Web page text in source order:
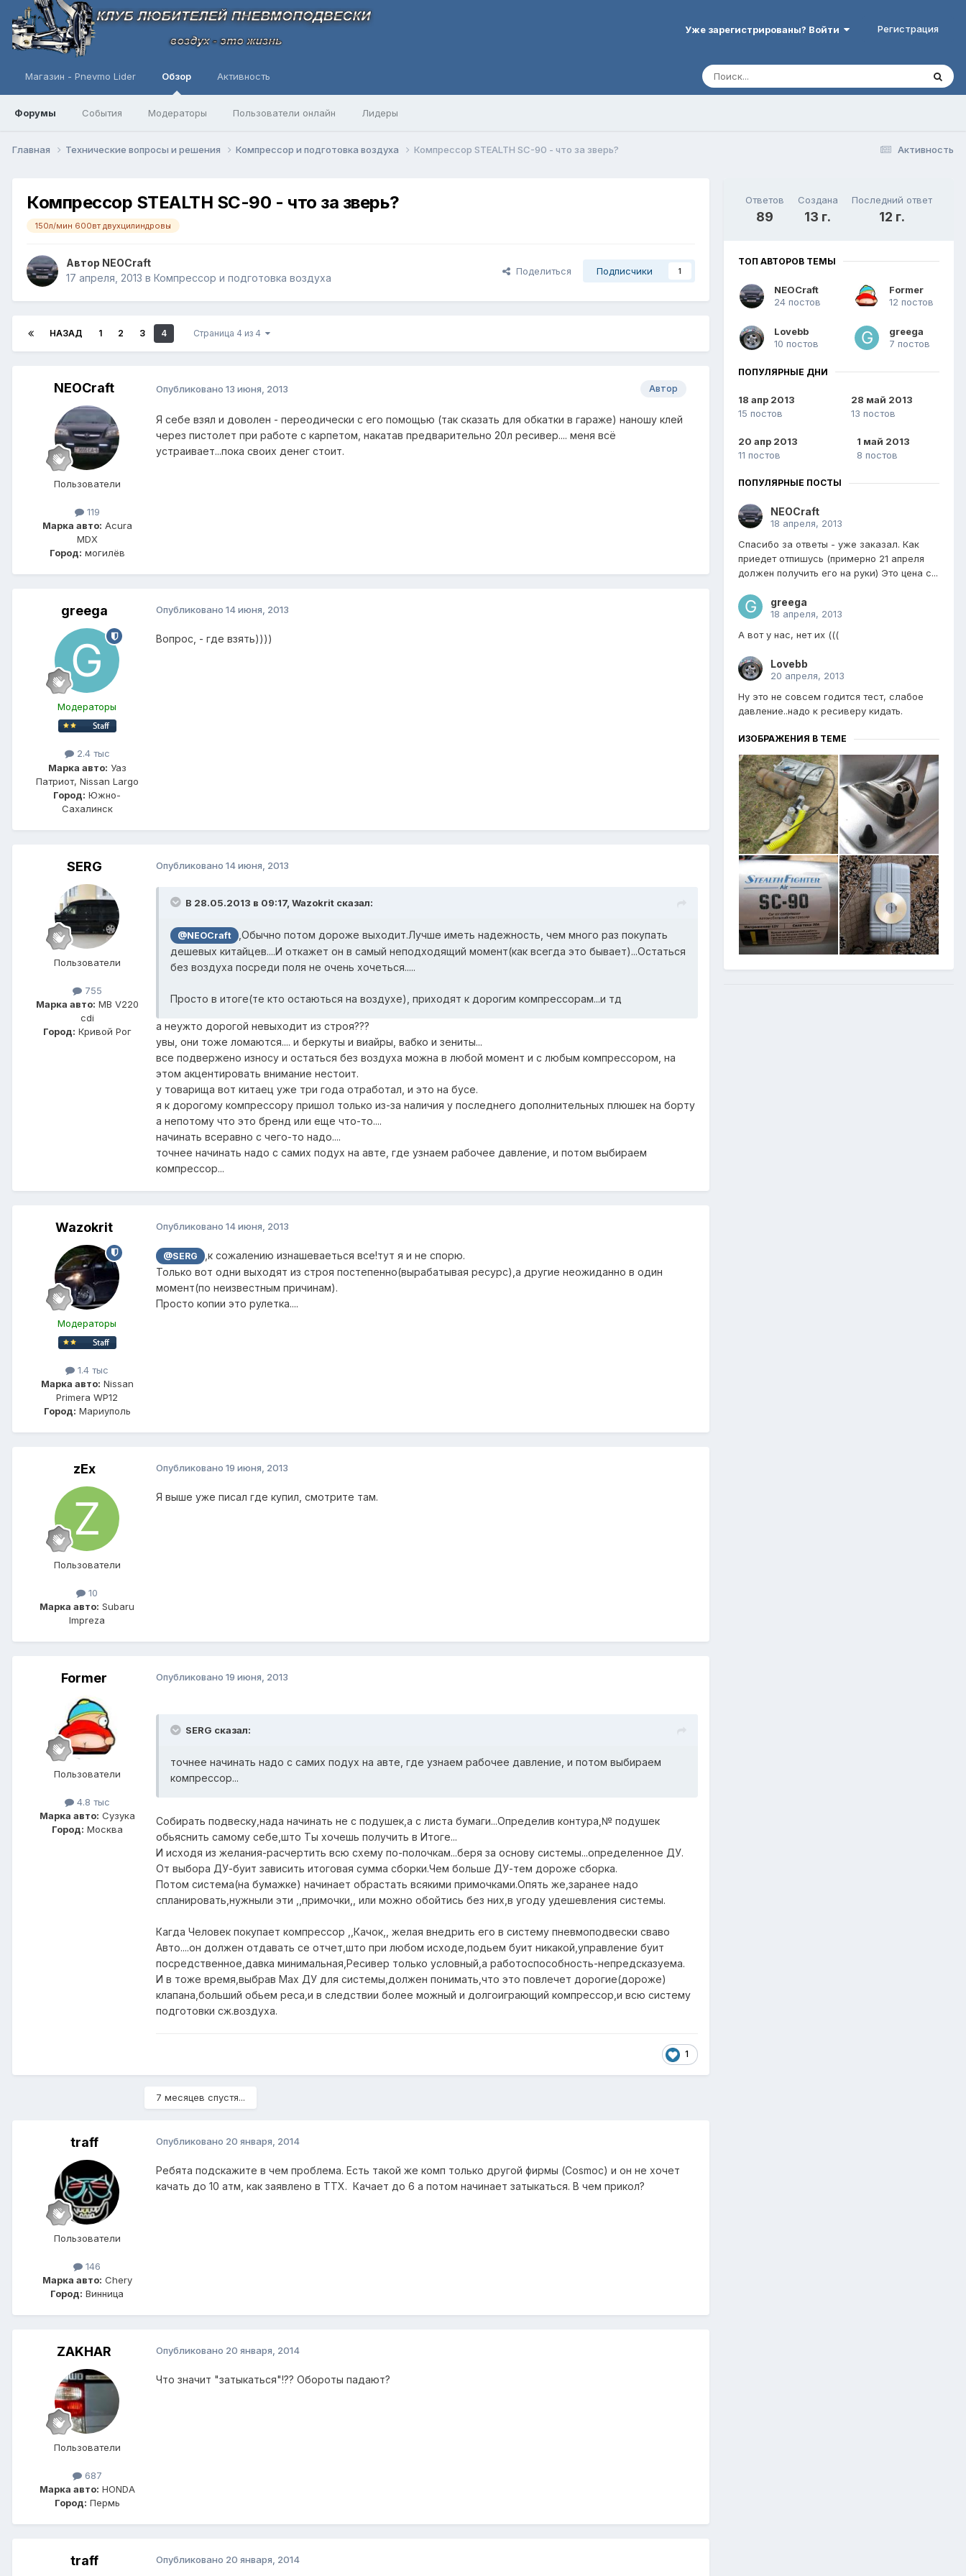
Уже зарегистрированы? Войти Регистрация
Магазин - Pnevmo Lider Обзор
Форумы События Модераторы Пользователи онлайн Лидеры
Активность
Активность
Главная Технические вопросы и решения Компресcор и подготовка воздуха Компрессор STEALTH SC-90 - что за зверь?
Компрессор STEALTH SC-90 - что за зверь?
150л/мин 600вт двухцилиндровы
Автор NEOCraft
17 апреля, 2013 в Компресcор и подготовка воздуха
Поделиться Подписчики 1
НАЗАД 1 2 3 4 Страница 4 из 4
NEOCraft
Пользователи
119
Марка авто: Acura
MDX
Город: могилёв
Автор
Опубликовано 13 июня, 2013
Я себе взял и доволен - переодически с его помощью (так сказать для обкатки в гараже) наношу клей
через пистолет при работе с карпетом, накатав предварительно 20л ресивер.... меня всё
устраивает...пока своих денег стоит.
greega
Модераторы
2.4 тыс
Марка авто: Уаз
Патриот, Nissan Largo
Город: Южно-
Сахалинск
Опубликовано 14 июня, 2013
Вопрос, - где взять))))
SERG
Пользователи
755
Марка авто: MB V220
cdi
Город: Кривой Рог
Опубликовано 14 июня, 2013
В 28.05.2013 в 09:17, Wazokrit сказал:
@NEOCraft
,Обычно потом дороже выходит.Лучше иметь надежность, чем много раз покупать
дешевых китайцев....И откажет он в самый неподходящий момент(как всегда это бывает)...Остаться
без воздуха посреди поля не очень хочеться.....
Просто в итоге(те кто остаються на воздухе), приходят к дорогим компрессорам...и тд
а неужто дорогой невыходит из строя???
увы, они тоже ломаются.... и беркуты и виайры, вабко и зениты...
все подвержено износу и остаться без воздуха можна в любой момент и с любым компрессором, на
этом акцентировать внимание нестоит.
у товарища вот китаец уже три года отработал, и это на бусе.
я к дорогому компрессору пришол только из-за наличия у последнего дополнительных плюшек на борту
а непотому что это бренд или еще что-то....
начинать всеравно с чего-то надо....
точнее начинать надо с самих подух на авте, где узнаем рабочее давление, и потом выбираем
компрессор...
Wazokrit
Модераторы
1.4 тыс
Марка авто: Nissan
Primera WP12
Город: Мариуполь
Опубликовано 14 июня, 2013
@SERG
,к сожалению изнашеваеться все!тут я и не спорю.
Только вот одни выходят из строя постепенно(вырабатывая ресурс),а другие неожиданно в один
момент(по неизвестным причинам).
Просто копии это рулетка....
zEx
Пользователи
10
Марка авто: Subaru
Impreza
Опубликовано 19 июня, 2013
Я выше уже писал где купил, смотрите там.
Former
Пользователи
4.8 тыс
Марка авто: Сузука
Город: Москва
Опубликовано 19 июня, 2013
SERG сказал:
точнее начинать надо с самих подух на авте, где узнаем рабочее давление, и потом выбираем
компрессор...
Собирать подвеску,нада начинать не с подушек,а с листа бумаги...Определив контура,№ подушек
обьяснить самому себе,што Ты хочешь получить в Итоге...
И исходя из желания-расчертить всю схему по-полочкам...беря за основу системы...определенное ДУ.
От выбора ДУ-буит зависить итоговая сумма сборки.Чем больше ДУ-тем дороже сборка.
Потом система(на бумажке) начинает обрастать всякими примочками.Опять же,заранее надо
спланировать,нужныли эти ,,примочки,, или можно обойтись без них,в угоду удешевления системы.
Кагда Человек покупает компрессор ,,Качок,, желая внедрить его в систему пневмоподвески сваво
Авто....он должен отдавать се отчет,што при любом исходе,подьем буит никакой,управление буит
посредственное,давка минимальная,Ресивер только условный,а работоспособность-непредсказуема.
И в тоже время,выбрав Мах ДУ для системы,должен понимать,что это повлечет дорогие(дороже)
клапана,больший обьем реса,и в следствии более можный и долгоиграющий компрессор,и всю систему
подготовки сж.воздуха.
1
7 месяцев спустя...
traff
Пользователи
146
Марка авто: Chery
Город: Винница
Опубликовано 20 января, 2014
Ребята подскажите в чем проблема. Есть такой же комп только другой фирмы (Cosmoc) и он не хочет
качать до 10 атм, как заявлено в ТТХ. Качает до 6 а потом начинает затыкаться. В чем прикол?
ZAKHAR
Пользователи
687
Марка авто: HONDA
Город: Пермь
Опубликовано 20 января, 2014
Что значит "затыкаться"!?? Обороты падают?
traff Опубликовано 20 января, 2014
Ответов
89
Создана
13 г.
Последний ответ
12 г.
ТОП АВТОРОВ ТЕМЫ
NEOCraft
24 постов
Former
12 постов
Lovebb
10 постов
greega
7 постов
ПОПУЛЯРНЫЕ ДНИ
18 апр 2013
15 постов
28 май 2013
13 постов
20 апр 2013
11 постов
1 май 2013
8 постов
ПОПУЛЯРНЫЕ ПОСТЫ
NEOCraft
18 апреля, 2013
Спасибо за ответы - уже заказал. Как
приедет отпишусь (примерно 21 апреля
должен получить его на руки) Это цена с...
greega
18 апреля, 2013
А вот у нас, нет их (((
Lovebb
20 апреля, 2013
Ну это не совсем годится тест, слабое
давление..надо к ресиверу кидать.
ИЗОБРАЖЕНИЯ В ТЕМЕ